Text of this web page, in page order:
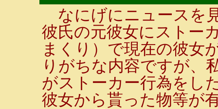
なにげにニュースを
彼氏の元彼女にストー
まくり）で現在の彼女
りがちな内容ですが、
がストーカー行為をし
彼女から貰った物等が